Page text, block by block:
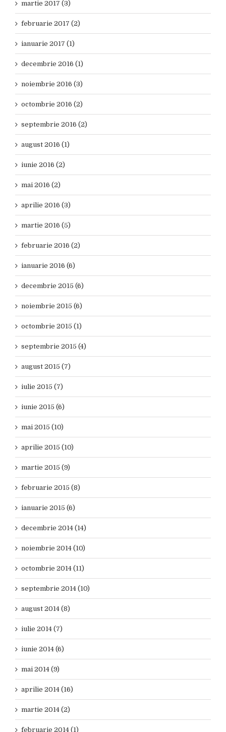
martie 2017 (3)
februarie 2017 (2)
ianuarie 2017 (1)
decembrie 2016 (1)
noiembrie 2016 (3)
octombrie 2016 (2)
septembrie 2016 (2)
august 2016 (1)
iunie 2016 (2)
mai 2016 (2)
aprilie 2016 (3)
martie 2016 (5)
februarie 2016 (2)
ianuarie 2016 (6)
decembrie 2015 (6)
noiembrie 2015 (6)
octombrie 2015 (1)
septembrie 2015 (4)
august 2015 (7)
iulie 2015 (7)
iunie 2015 (6)
mai 2015 (10)
aprilie 2015 (10)
martie 2015 (9)
februarie 2015 (8)
ianuarie 2015 (6)
decembrie 2014 (14)
noiembrie 2014 (10)
octombrie 2014 (11)
septembrie 2014 (10)
august 2014 (8)
iulie 2014 (7)
iunie 2014 (6)
mai 2014 (9)
aprilie 2014 (16)
martie 2014 (2)
februarie 2014 (1)